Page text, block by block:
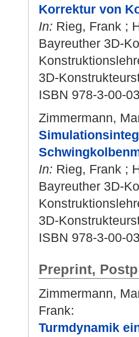
Korrektur von
In: Rieg, Frank ;
Bayreuther 3D-
3D-
ISBN 978-3-00-
Zimmermann,
In: Rieg, Frank ;
Bayreuther 3D-
3D-
ISBN 978-3-00-
Preprint,
Zimmermann,
Frank:
Turmdynamik